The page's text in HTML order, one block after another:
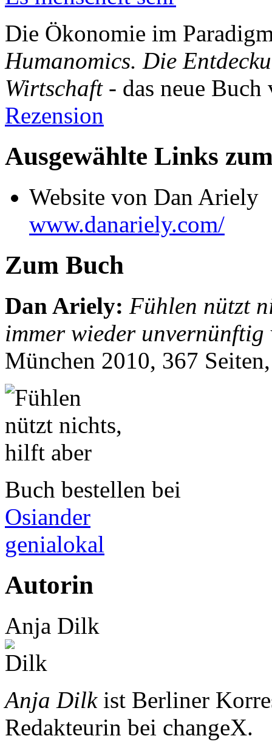
Die Ökonomie im
Humanomics. Die
Wirtschaft- das neue Buch
Rezension
Ausgewählte Links
Website von Dan Ariely
www.danariely.com/
Zum Buch
Dan Ariely: Fühlen nützt
immer wieder
München 2010, 367
Buch bestellen bei
Osiander
genialokal
Autorin
Anja Dilk
Anja Dilkist Berliner
Redakteurin bei changeX.